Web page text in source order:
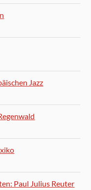
Jazz
Paul Julius Reuter